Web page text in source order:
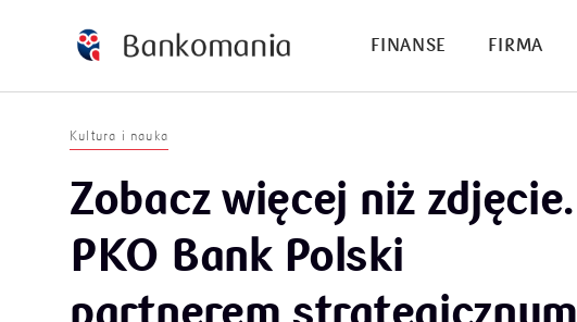
FINANSE FIRMA
Kultura i nauka
Zobacz więcej niż zdjęcie.
PKO Bank Polski